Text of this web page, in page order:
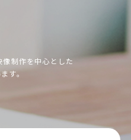
制作を中心とした
す。